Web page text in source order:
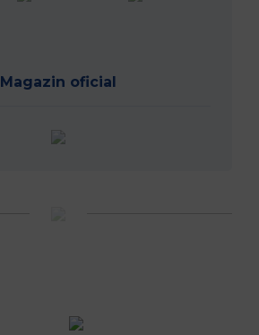
Magazin oficial